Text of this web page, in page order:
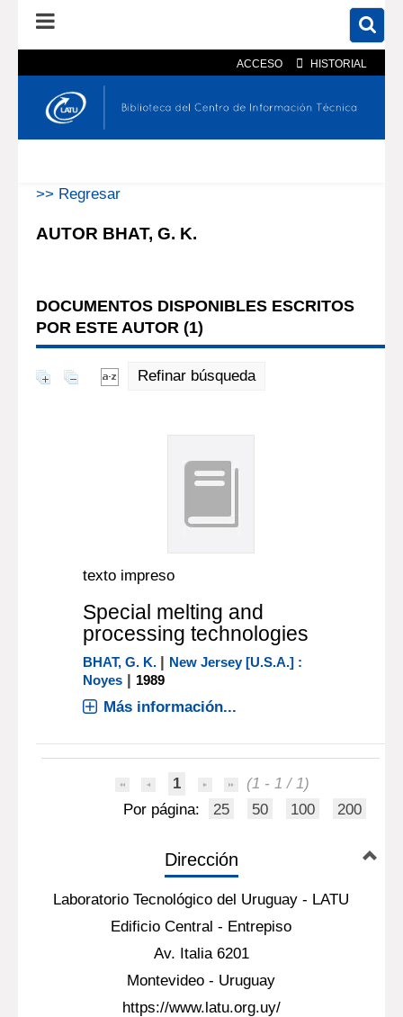
ACCESO HISTORIAL
En el catálogo En el sitio
>> Regresar
AUTOR BHAT, G. K.
DOCUMENTOS DISPONIBLES ESCRITOS
POR ESTE AUTOR (1)
Refinar búsqueda
texto impreso
Special melting and
processing technologies
BHAT, G. K. | New Jersey [U.S.A.] :
Noyes | 1989
Más información...
1
(1 - 1 / 1)
Por página:
25 50 100 200
Dirección
Laboratorio Tecnológico del Uruguay - LATU
Edificio Central - Entrepiso
Av. Italia 6201
Montevideo - Uruguay
https://www.latu.org.uy/